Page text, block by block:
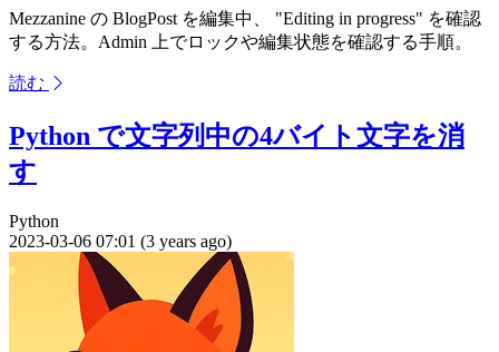
Mezzanine の BlogPost を編集中、 "Editing in progress" を確認
する方法。Admin 上でロックや編集状態を確認する手順。
読む
Python で文字列中の4バイト文字を消
す
Python
2023-03-06 07:01 (3 years ago)